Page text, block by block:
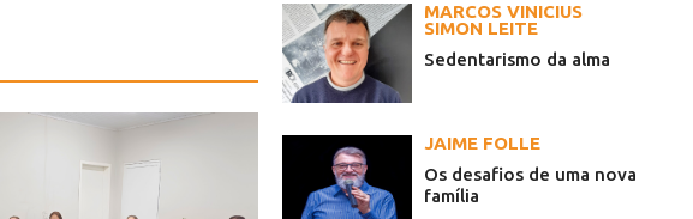
MARCOS VINICIUS
SIMON LEITE
Sedentarismo da alma
JAIME FOLLE
Os desafios de uma nova
família